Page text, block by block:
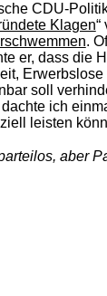
CDU-
Klagen“
.
er, dass die
soll
ich
leisten
aber